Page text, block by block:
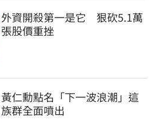
外資開殺第一是它　狠砍5.1萬
張股價重挫
黃仁勳點名「下一波浪潮」這
族群全面噴出